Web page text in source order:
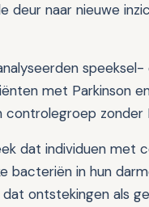
deur naar nieuwe
met Parkinson
zonder
dat individuen met
bacteriën in hun
ontstekingen als